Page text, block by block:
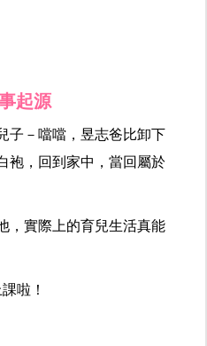
起源
子－噹噹，昱志爸比卸下
袍，回到家中，當回屬於
，實際上的育兒生活真能
啦！